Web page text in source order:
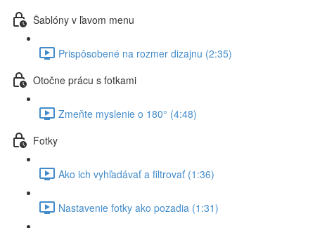
Šablóny v ľavom menu
Prispôsobené na rozmer dizajnu (2:35)
Otočne prácu s fotkami
Zmeňte myslenie o 180° (4:48)
Fotky
Ako ich vyhľadávať a filtrovať (1:36)
Nastavenie fotky ako pozadia (1:31)